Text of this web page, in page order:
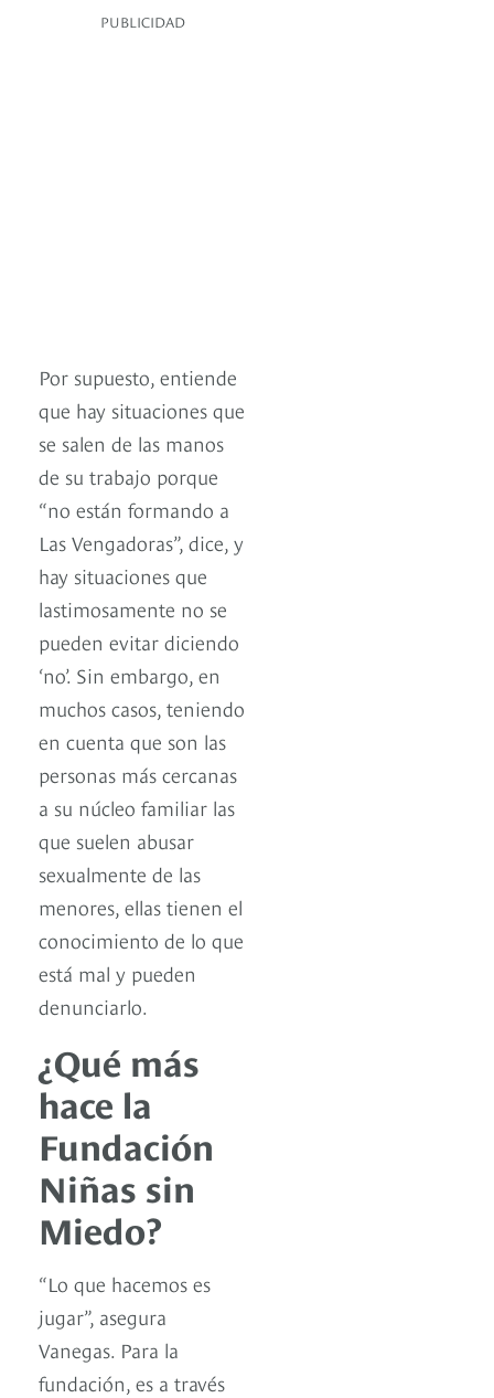
PUBLICIDAD
Por supuesto, entiende
que hay situaciones que
se salen de las manos
de su trabajo porque
“no están formando a
Las Vengadoras”, dice, y
hay situaciones que
lastimosamente no se
pueden evitar diciendo
‘no’. Sin embargo, en
muchos casos, teniendo
en cuenta que son las
personas más cercanas
a su núcleo familiar las
que suelen abusar
sexualmente de las
menores, ellas tienen el
conocimiento de lo que
está mal y pueden
denunciarlo.
¿Qué más
hace la
Fundación
Niñas sin
Miedo?
“Lo que hacemos es
jugar”, asegura
Vanegas. Para la
fundación, es a través